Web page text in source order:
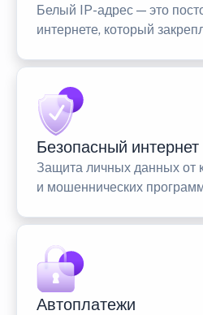
Белый IP-адрес — это
интернете, который
Безопасный интернет
Защита личных данных от
и мошеннических
Автоплатежи